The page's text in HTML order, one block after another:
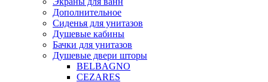
Дополнительное
Сиденья для унитазов
Душевые кабины
Бачки для унитазов
Душевые двери шторы
BELBAGNO
CEZARES